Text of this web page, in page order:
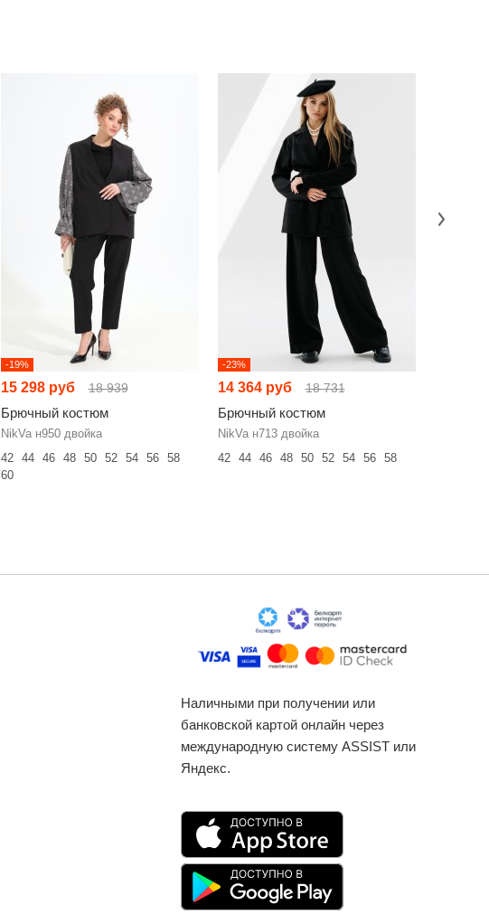
-19%
15 298 руб 18 939
Брючный костюм
NikVa н950 двойка
42
44 46 48 50 52 54 56
58
60
-23%
14 364 руб 18 731
Брючный костюм
NikVa н713 двойка
42
44 46 48 50 52 54 56 58
Наличными при получении или
банковской картой онлайн через
международную систему ASSIST или
Яндекс.